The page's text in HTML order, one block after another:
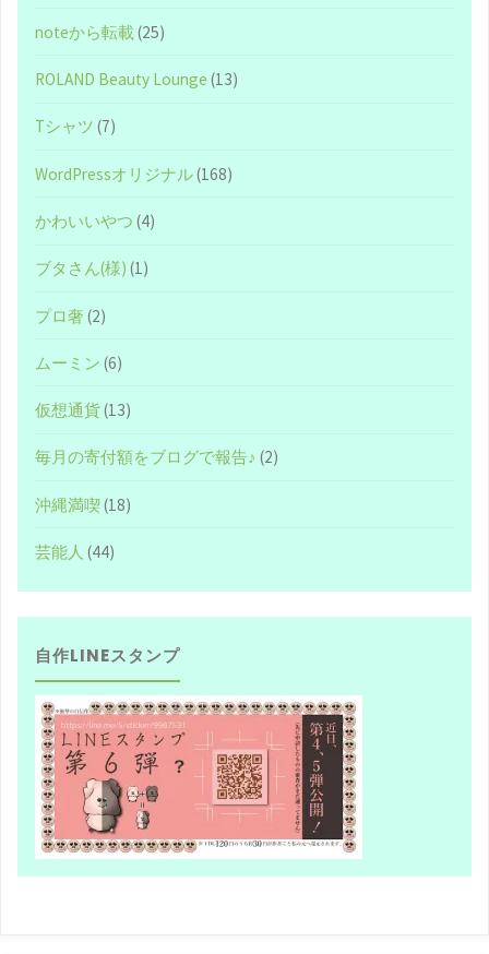
noteから転載(25)
ROLAND Beauty Lounge (13)
Tシャツ (7)
WordPressオリジナル(168)
かわいいやつ (4)
ブタさん(様) (1)
プロ奢 (2)
ムーミン (6)
仮想通貨(13)
毎月の寄付額をブログで報告♪ (2)
沖縄満喫 (18)
芸能人 (44)
自作LINEスタンプ